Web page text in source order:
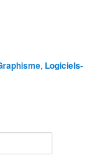
, Logiciels-